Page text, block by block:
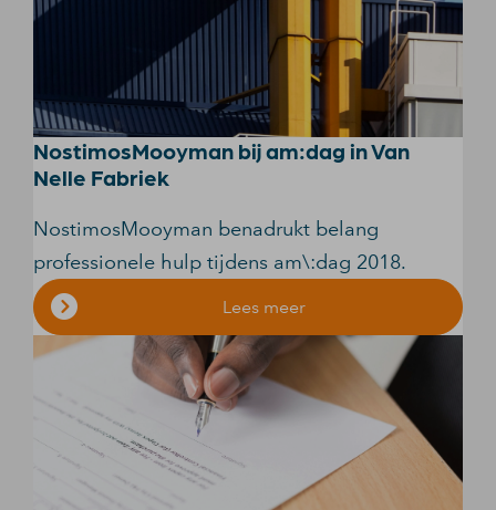
NostimosMooyman bij am:dag in Van
Nelle Fabriek
NostimosMooyman benadrukt belang
professionele hulp tijdens am\:dag 2018.
Lees meer